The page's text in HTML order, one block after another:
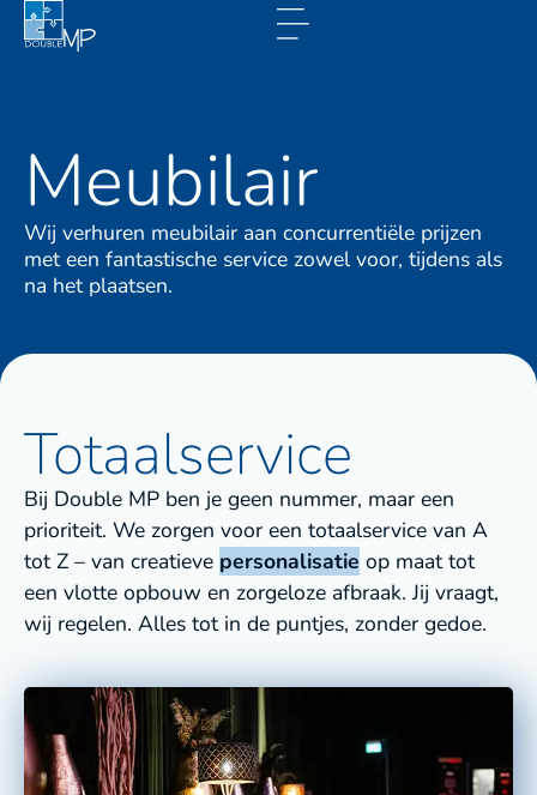
Meubilair
Wij verhuren meubilair aan concurrentiële prijzen
met een fantastische service zowel voor, tijdens als
na het plaatsen.
Totaalservice
Bij Double MP ben je geen nummer, maar een
prioriteit. We zorgen voor een totaalservice van A
tot Z – van creatieve personalisatie op maat tot
een vlotte opbouw en zorgeloze afbraak. Jij vraagt,
wij regelen. Alles tot in de puntjes, zonder gedoe.